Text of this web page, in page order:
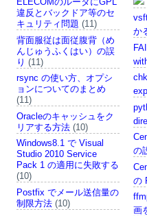
か
の
の
画
違反とバックドア等のセ
キュリティ問題 (11)
背面服従は面従腹背（め
んじゅうふくはい）の誤
り (11)
rsync の使い方、オプシ
ョンについてのまとめ
(11)
Oracleのキャッシュをク
リアする方法 (10)
Windows8.1 で Visual
Studio 2010 Service
Pack 1 の適用に失敗する
(10)
Postfix でメール送信量の
制限方法 (10)